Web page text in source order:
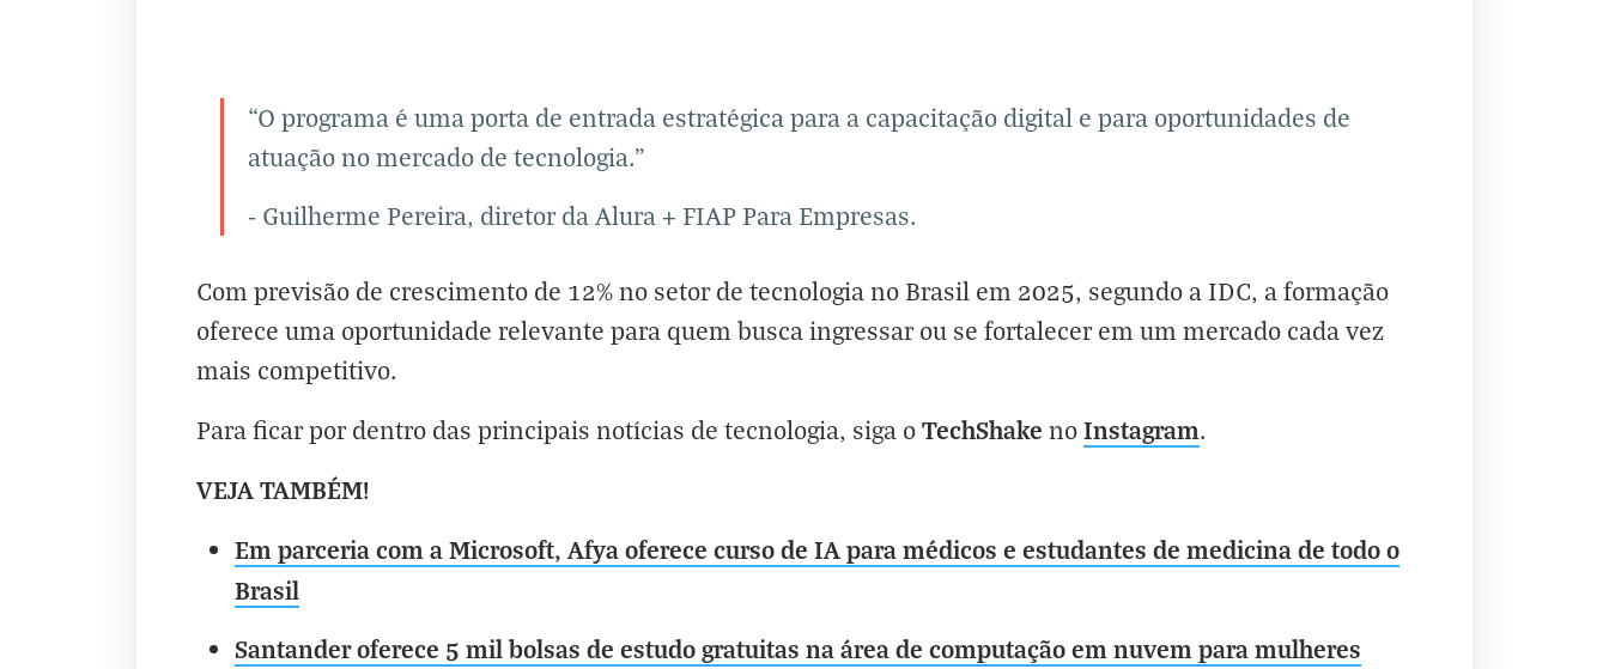
“O programa é uma porta de entrada estratégica para a capacitação digital e para oportunidades de
atuação no mercado de tecnologia.”
- Guilherme Pereira, diretor da Alura + FIAP Para Empresas.
Com previsão de crescimento de 12% no setor de tecnologia no Brasil em 2025, segundo a IDC, a formação
oferece uma oportunidade relevante para quem busca ingressar ou se fortalecer em um mercado cada vez
mais competitivo.
Para ficar por dentro das principais notícias de tecnologia, siga oTechShake noInstagram.
VEJA TAMBÉM!
Em parceria com a Microsoft, Afya oferece curso de IA para médicos e estudantes de medicina de todo o
Brasil
Santander oferece 5 mil bolsas de estudo gratuitas na área de computação em nuvem para mulheres